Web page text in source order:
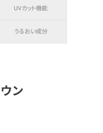
UVカット機能
うるおい成分
ン